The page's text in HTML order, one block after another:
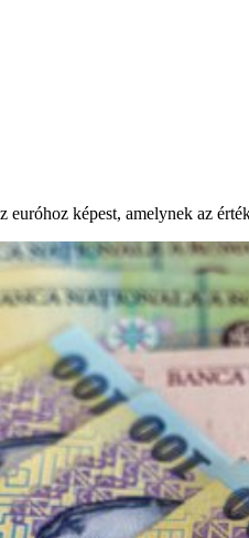
euróhoz képest, amelynek az